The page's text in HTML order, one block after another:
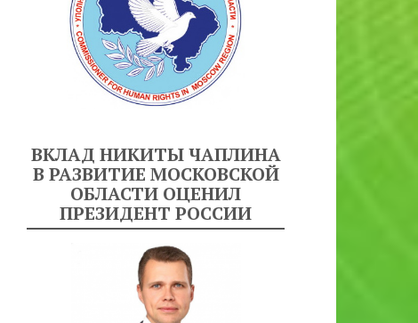
ВКЛАД НИКИТЫ ЧАПЛИНА
В РАЗВИТИЕ МОСКОВСКОЙ
ОБЛАСТИ ОЦЕНИЛ
ПРЕЗИДЕНТ РОССИИ